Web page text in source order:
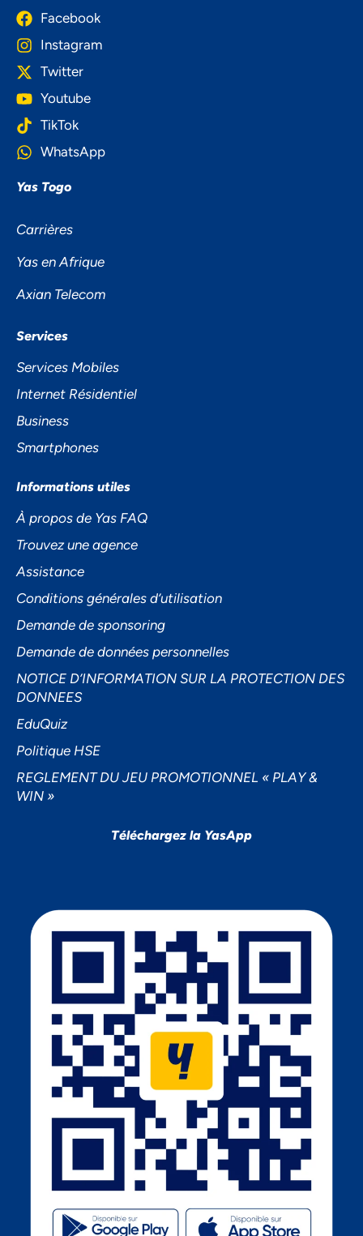
Facebook
Instagram
Twitter
Youtube
TikTok
WhatsApp
Yas Togo
Carrières
Yas en Afrique
Axian Telecom
Services
Services Mobiles
Internet Résidentiel
Business
Smartphones
Informations utiles
À propos de Yas FAQ
Trouvez une agence
Assistance
Conditions générales d’utilisation
Demande de sponsoring
Demande de données personnelles
NOTICE D’INFORMATION SUR LA PROTECTION DES
DONNEES
EduQuiz
Politique HSE
REGLEMENT DU JEU PROMOTIONNEL « PLAY &
WIN »
Téléchargez la YasApp
NOUS ACCORDONS DE
L'IMPORTANCE À VOTRE VIE
PRIVÉE
Préférences